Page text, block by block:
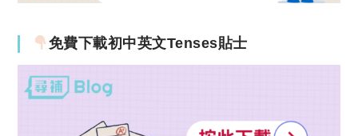
免費下載初中英文Tenses貼士